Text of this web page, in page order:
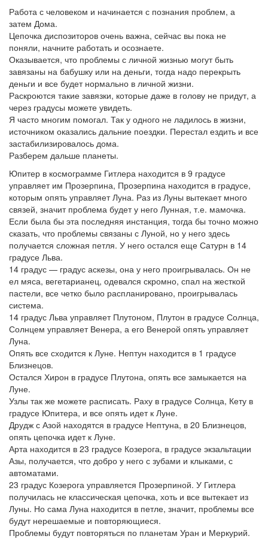
Работа с человеком и начинается с познания проблем, а
затем Дома.
Цепочка диспозиторов очень важна, сейчас вы пока не
поняли, начните работать и осознаете.
Оказывается, что проблемы с личной жизнью могут быть
завязаны на бабушку или на деньги, тогда надо перекрыть
деньги и все будет нормально в личной жизни.
Раскроются такие завязки, которые даже в голову не придут, а
через градусы можете увидеть.
Я часто многим помогал. Так у одного не ладилось в жизни,
источником оказались дальние поездки. Перестал ездить и все
застабилизировалось дома.
Разберем дальше планеты.
Юпитер в космограмме Гитлера находится в 9 градусе
управляет им Прозерпина, Прозерпина находится в градусе,
которым опять управляет Луна. Раз из Луны вытекает много
связей, значит проблема будет у него Лунная, т.е. мамочка.
Если была бы эта последняя инстанция, тогда бы точно можно
сказать, что проблемы связаны с Луной, но у него здесь
получается сложная петля. У него остался еще Сатурн в 14
градусе Льва.
14 градус — градус аскезы, она у него проигрывалась. Он не
ел мяса, вегетарианец, одевался скромно, спал на жесткой
пастели, все четко было распланировано, проигрывалась
система.
14 градус Льва управляет Плутоном, Плутон в градусе Солнца,
Солнцем управляет Венера, а его Венерой опять управляет
Луна.
Опять все сходится к Луне. Нептун находится в 1 градусе
Близнецов.
Остался Хирон в градусе Плутона, опять все замыкается на
Луне.
Узлы так же можете расписать. Раху в градусе Солнца, Кету в
градусе Юпитера, и все опять идет к Луне.
Друдж с Азой находятся в градусе Нептуна, в 20 Близнецов,
опять цепочка идет к Луне.
Арта находится в 23 градусе Козерога, в градусе экзальтации
Азы, получается, что добро у него с зубами и клыками, с
автоматами.
23 градус Козерога управляется Прозерпиной. У Гитлера
получилась не классическая цепочка, хоть и все вытекает из
Луны. Но сама Луна находится в петле, значит, проблемы все
будут нерешаемые и повторяющиеся.
Проблемы будут повторяться по планетам Уран и Меркурий.